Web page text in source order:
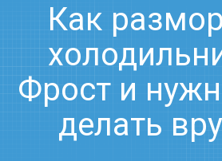
Как
Фрост и
делать